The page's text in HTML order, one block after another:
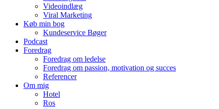
Videoindlæg
Viral Marketing
Køb min bog
Kundeservice Bøger
Podcast
Foredrag
Foredrag om ledelse
Foredrag om passion, motivation og succes
Referencer
Om mig
Hotel
Ros